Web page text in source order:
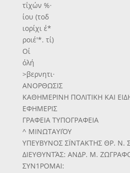
τΐχών %·
ίου (τοδ
ιορίχι έ*
ροιέ'*. τί)
Οί
όλή
>βερνητι·
ΑΝΟΡΘΩΣΙΣ
ΚΑΘΗΜΕΡΙΝΗ ΠΟΛΙΤΙΚΗ ΚΑΙ
ΕΦΗΜΕΡΙΣ
ΓΡΑΦΕΙΑ ΤΥΠΟΓΡΑΦΕΙΑ
^ ΜΙΝΩΤΑΥΙΌΥ
ΥΠΕΥΒΥΝΟΣ ΣΪΝΤΑΚΤΗΣ ΘΡ. Ν.
ΔΙΕΥΘΥΝΤΆΣ: ΑΝΔΡ. Μ.
ΣΥΝ1ΡΟΜΑΙ: